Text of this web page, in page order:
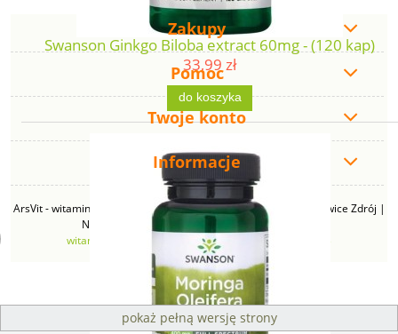
Swanson Ginkgo Biloba extract 60mg - (120 kap)
33,99 zł
do koszyka
Zakupy
Pomoc
Twoje konto
Informacje
ArsVit - witaminyswanson.pl | ul. Zimowa 49B, 43-230 Goczałkowice Zdrój |
NIP: 6381219140 | REGON: 276280385 | Email:
witaminyswanson@gmail.com| Telefon: 665 626 833
pokaż pełną wersję strony